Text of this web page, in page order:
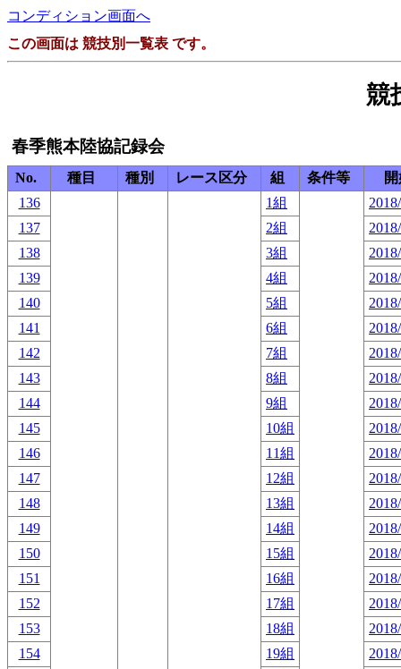
コンディション画面へ
この画面は 競技別一覧表 です。
競
春季熊本陸協記録会
No. 種目 種別 レース区分 組 条件等
136
1組
137
2組
138
3組
139
4組
140
5組
141
6組
142
7組
143
8組
144
9組
145
10組
146
11組
147
12組
148
13組
149
14組
150
15組
151
16組
152
17組
153
18組
154
19組